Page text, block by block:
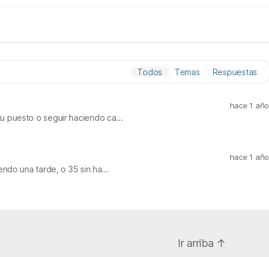
Todos Temas Respuestas
puesto o seguir haciendo ca...
hace 1 año
una tarde, o 35 sin ha...
hace 1 año
Ir arriba ↑